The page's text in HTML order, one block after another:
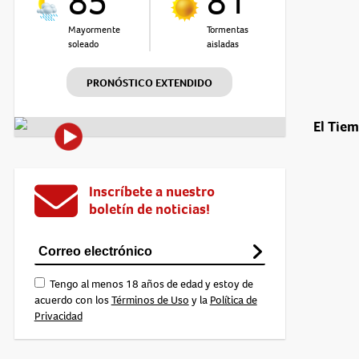
Mayormente
soleado
Tormentas
aisladas
PRONÓSTICO EXTENDIDO
El
Inscríbete a nuestro
boletín de noticias!
Tengo al menos 18 años de edad y estoy de
acuerdo con losTérminos de Uso y la Política de
Privacidad